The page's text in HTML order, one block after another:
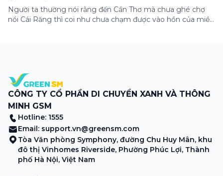
Người ta thường nói rằng đến Cần Thơ mà chưa ghé chợ
nổi Cái Răng thì coi như chưa chạm được vào hồn của miền
CÔNG TY CỔ PHẦN DI CHUYỂN XANH VÀ THÔNG
MINH GSM
Hotline: 1555
Email: support.vn@greensm.com
Tòa Văn phòng Symphony, đường Chu Huy Mân, khu
đô thị Vinhomes Riverside, Phường Phúc Lợi, Thành
phố Hà Nội, Việt Nam